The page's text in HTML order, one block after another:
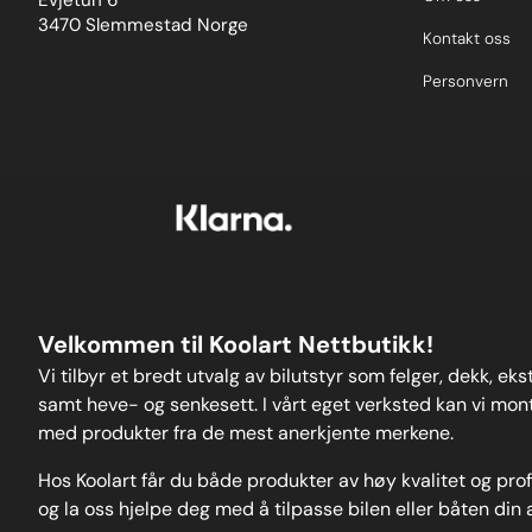
3470 Slemmestad Norge
Kontakt oss
Personvern
Velkommen til Koolart Nettbutikk!
Vi tilbyr et bredt utvalg av bilutstyr som felger, dekk,
samt heve- og senkesett. I vårt eget verksted kan vi
med produkter fra de mest anerkjente merkene.
Hos Koolart får du både produkter av høy kvalitet og
og la oss hjelpe deg med å tilpasse bilen eller båten din